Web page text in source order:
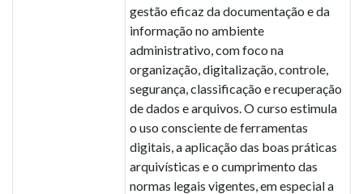
gestão eficaz da documentação e da
informação no ambiente
administrativo, com foco na
organização, digitalização, controle,
segurança, classificação e recuperação
de dados e arquivos. O curso estimula
o uso consciente de ferramentas
digitais, a aplicação das boas práticas
arquivísticas e o cumprimento das
normas legais vigentes, em especial a